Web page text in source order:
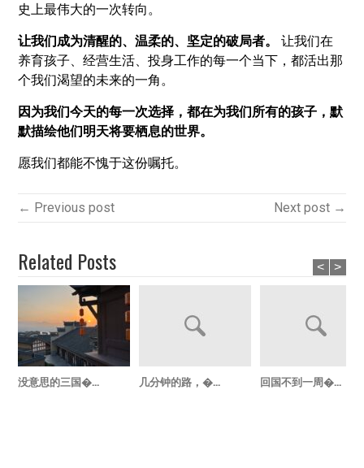
史上最伟大的一次转向。
让我们成为清醒的、温柔的、坚定的破局者。
让我们在
养育孩子、经营生活、投身工作的每一个当下，都活出那
个我们渴望的未来的一角。
因为我们今天的每一次选择，都在为我们所有的孩子，默
默描绘他们明天将要栖息的世界。
愿我们都能不愧于这份嘱托。
← Previous post Next post →
Related Posts
没意思的三国�... 几分钟的路，�... 回国不到一周�...
< >